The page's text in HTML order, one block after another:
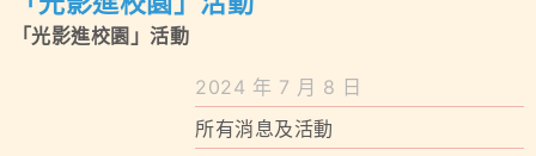
校風及學生支援
「光影進校園」活動
2024 年 7 月 8 日
所有消息及活動